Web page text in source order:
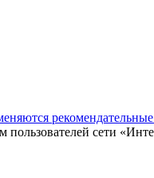
пользователей сети